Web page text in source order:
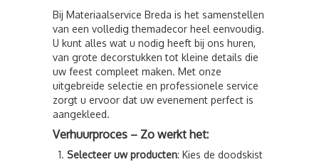
Bij Materiaalservice Breda is het samenstellen
van een volledig themadecor heel eenvoudig.
U kunt alles wat u nodig heeft bij ons huren,
van grote decorstukken tot kleine details die
uw feest compleet maken. Met onze
uitgebreide selectie en professionele service
zorgt u ervoor dat uw evenement perfect is
aangekleed.
Verhuurproces – Zo werkt het:
Selecteer uw producten: Kies de doodskist